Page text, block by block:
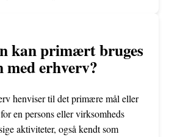
kan primært bruges
med erhverv?
henviser til det primære mål eller
en persons eller virksomheds
aktiviteter, også kendt som